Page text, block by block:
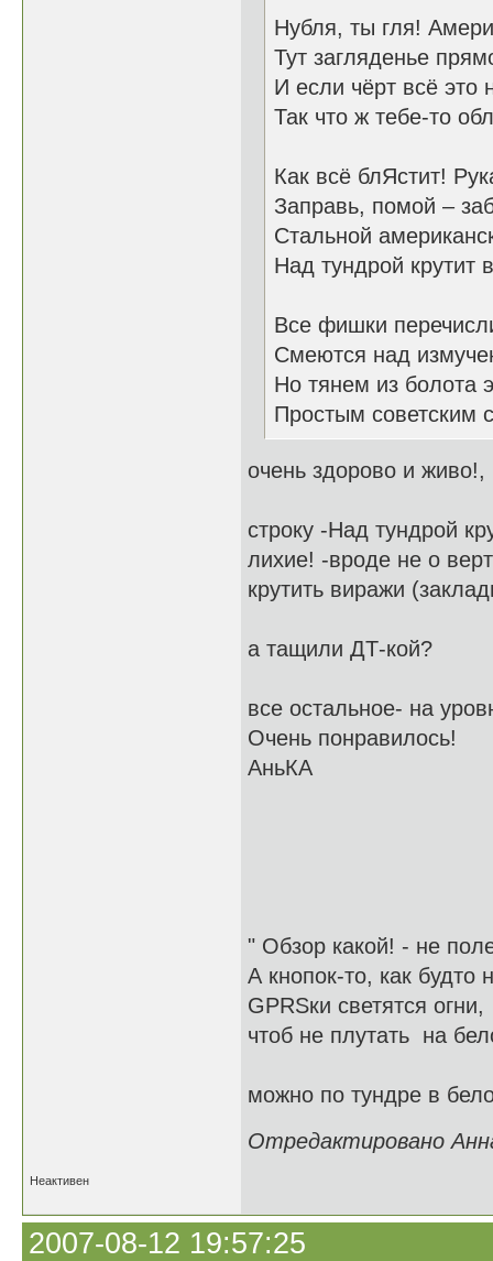
Нубля, ты гля!
Тут загляденье
И если чёрт всё это
Так что ж тебе-то
Как всё блЯстит!
Заправь, помой –
Стальной
Над тундрой крутит
Все фишки
Смеются над
Но тянем из болота
Простым советским
очень здорово и живо!,
строку -Над тундрой
лихие! -вроде не о
крутить виражи
а тащили ДТ-кой?
все остальное- на
Очень понравилось!
АньКА
" Обзор какой! - не
А кнопок-то, как будто
GPRSки светятся огни,
чтоб не плутать на
можно по тундре в
Отредактировано
Неактивен
2007-08-12 19:57:25